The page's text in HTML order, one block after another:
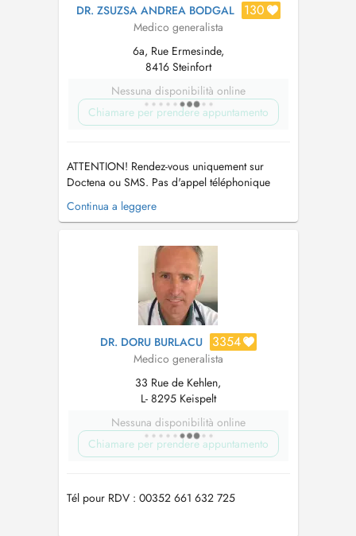
DR. ZSUZSA ANDREA BODGAL 130
Medico generalista
6a, Rue Ermesinde,
8416 Steinfort
Nessuna disponibilità online
Chiamare per prendere appuntamento
ATTENTION! Rendez-vous uniquement sur
Doctena ou SMS. Pas d'appel téléphonique
s.v.p. PARKING: Vous pouvez vous garer sur le
parking autour des bâtiments gratuitement et
pied sur la zone piétonne entre les nouveaux
bâtiments durant 50 m. La p...
Continua a leggere
DR. DORU BURLACU 3354
Medico generalista
33 Rue de Kehlen,
L- 8295 Keispelt
Nessuna disponibilità online
Chiamare per prendere appuntamento
Tél pour RDV : 00352 661 632 725